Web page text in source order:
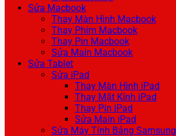
Sửa Macbook
Thay Màn Hình Macbook
Thay Phím Macbook
Thay Pin Macbook
Sửa Main Macbook
Sửa Tablet
Sửa iPad
Thay Màn Hình iPad
Thay Mặt Kính iPad
Thay Pin iPad
Sửa Main iPad
Sửa Máy Tính Bảng Samsung